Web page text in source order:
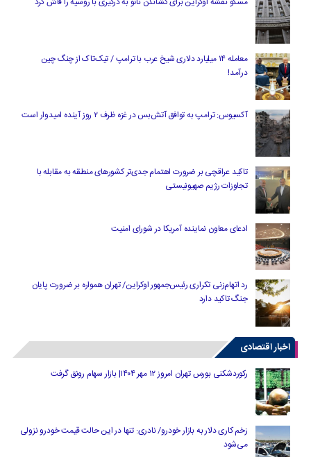
معامله ۱۴ میلیارد دلاری شیخ عرب با ترامپ / تیک‌تاک از چنگ چین
درآمد!
آکسیوس: ترامپ به توافق آتش‌بس در غزه ظرف ۲ روز آینده امیدوار است
تاکید عراقچی بر ضرورت اهتمام جدی‌تر کشورهای منطقه به مقابله با
تجاوزات رژیم صهیونیستی
ادعای معاون نماینده آمریکا در شورای امنیت
رد اتهام‌زنی تکراری رئیس‌جمهور اوکراین/ تهران همواره بر ضرورت پایان
جنگ تاکید دارد
اخبار اقتصادی
رکوردشکنی بورس تهران امروز ۱۲ مهر ۱۴۰۴| بازار سهام رونق گرفت
زخم کاری دلار به بازار خودرو/ نادری: تنها در این حالت قیمت خودرو نزولی
می‌شود